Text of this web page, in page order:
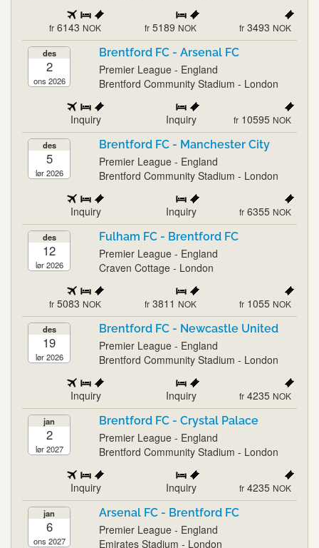
fr 6143 NOK fr 5189 NOK fr 3493 NOK
des
2
ons 2026
Brentford FC - Arsenal FC
Premier League - England
Brentford Community Stadium - London
Inquiry Inquiry fr 10595 NOK
des
5
lør 2026
Brentford FC - Manchester City
Premier League - England
Brentford Community Stadium - London
Inquiry Inquiry fr 6355 NOK
des
12
lør 2026
Fulham FC - Brentford FC
Premier League - England
Craven Cottage - London
fr 5083 NOK fr 3811 NOK fr 1055 NOK
des
19
lør 2026
Brentford FC - Newcastle United
Premier League - England
Brentford Community Stadium - London
Inquiry Inquiry fr 4235 NOK
jan
2
lør 2027
Brentford FC - Crystal Palace
Premier League - England
Brentford Community Stadium - London
Inquiry Inquiry fr 4235 NOK
jan
6
ons 2027
Arsenal FC - Brentford FC
Premier League - England
Emirates Stadium - London